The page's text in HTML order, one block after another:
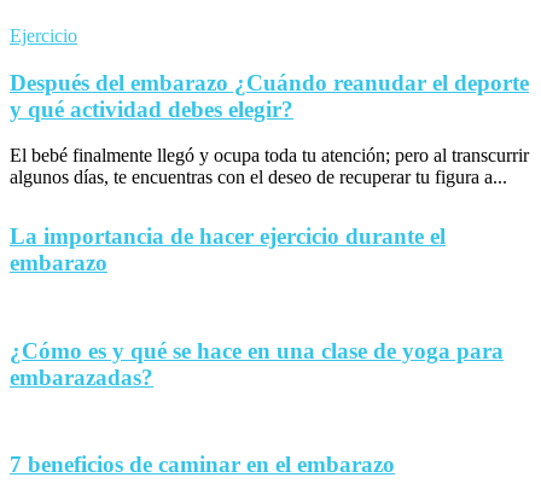
Ejercicio
Después del embarazo ¿Cuándo reanudar el deporte
y qué actividad debes elegir?
El bebé finalmente llegó y ocupa toda tu atención; pero al transcurrir
algunos días, te encuentras con el deseo de recuperar tu figura a...
La importancia de hacer ejercicio durante el
embarazo
¿Cómo es y qué se hace en una clase de yoga para
embarazadas?
7 beneficios de caminar en el embarazo